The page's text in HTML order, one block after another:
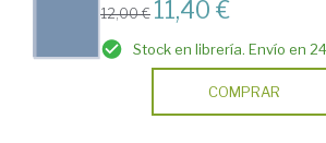
12,00 € 11,40 €
Stock en librería. Envío en
COMPRAR